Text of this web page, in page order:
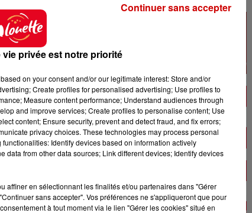
privée est notre priorité
on your consent and/or our legitimate interest: Store and/or
Create profiles for personalised advertising; Use profiles to
Measure content performance; Understand audiences through
and improve services; Create profiles to personalise content; Use
content; Ensure security, prevent and detect fraud, and fix errors;
privacy choices. These technologies may process personal
Identify devices based on information actively
from other data sources; Link different devices; Identify devices
affiner en sélectionnant les finalités et/ou partenaires dans "Gérer
sans accepter". Vos préférences ne s'appliqueront que pour
à tout moment via le lien "Gérer les cookies" situé en
Continuer sans accepter